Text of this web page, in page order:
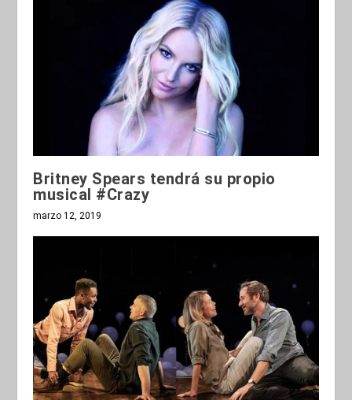
Britney Spears tendrá su propio
musical #Crazy
marzo 12, 2019